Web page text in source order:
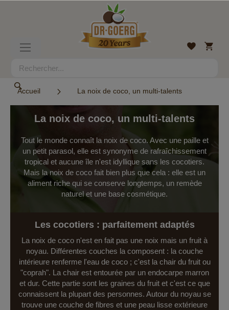
navigation
Rechercher
Liste
Mon
panier
Accueil La noix de coco, un multi-talents
La noix de coco, un multi-talents
Tout le monde connaît la noix de coco. Avec une paille et
un petit parasol, elle est synonyme de rafraîchissement
tropical et aucune île n'est idyllique sans les cocotiers.
Mais la noix de coco fait bien plus que cela : elle est un
aliment riche qui se conserve longtemps, un remède
naturel et une base cosmétique.
Les cocotiers : parfaitement adaptés
La noix de coco n'est en fait pas une noix mais un fruit à
noyau. Différentes couches la composent : la couche
intérieure renferme l'eau de coco ; c'est la chair du fruit ou
"coprah". La chair est entourée par un endocarpe marron
et dur. Cette partie sont les graines du fruit et c'est ce que
connaissent la plupart des personnes. Autour du noyau se
trouve une couche de fibres et une peau lisse extérieure